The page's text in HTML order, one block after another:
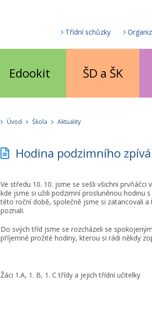
Třídní schůzky
Edookit ŠD a ŠK
Úvod Škola Aktuality
Hodina podzimního
Ve středu 10. 10. jsme se sešli všichni prvňáčci
kde jsme si užili podzimní prosluněnou hodinu
této roční době, společně jsme si zatancovali a
poznali.
Do svých tříd jsme se rozcházeli se
příjemně prožité hodiny, kterou si rádi někdy
Žáci 1.A, 1. B, 1. C třídy a jejich třídní učitelky